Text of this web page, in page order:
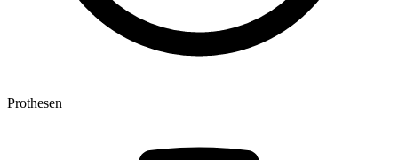
Prothesen